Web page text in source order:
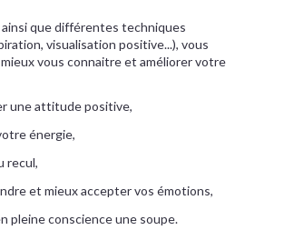
ainsi que différentes techniques
visualisation positive...), vous
vous connaitre et améliorer votre
une attitude positive,
énergie,
recul,
et mieux accepter vos émotions,
pleine conscience une soupe.